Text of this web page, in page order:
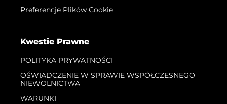
Preferencje Plików Cookie
Kwestie Prawne
POLITYKA PRYWATNOŚCI
OŚWIADCZENIE W SPRAWIE WSPÓŁCZESNEGO
NIEWOLNICTWA
WARUNKI